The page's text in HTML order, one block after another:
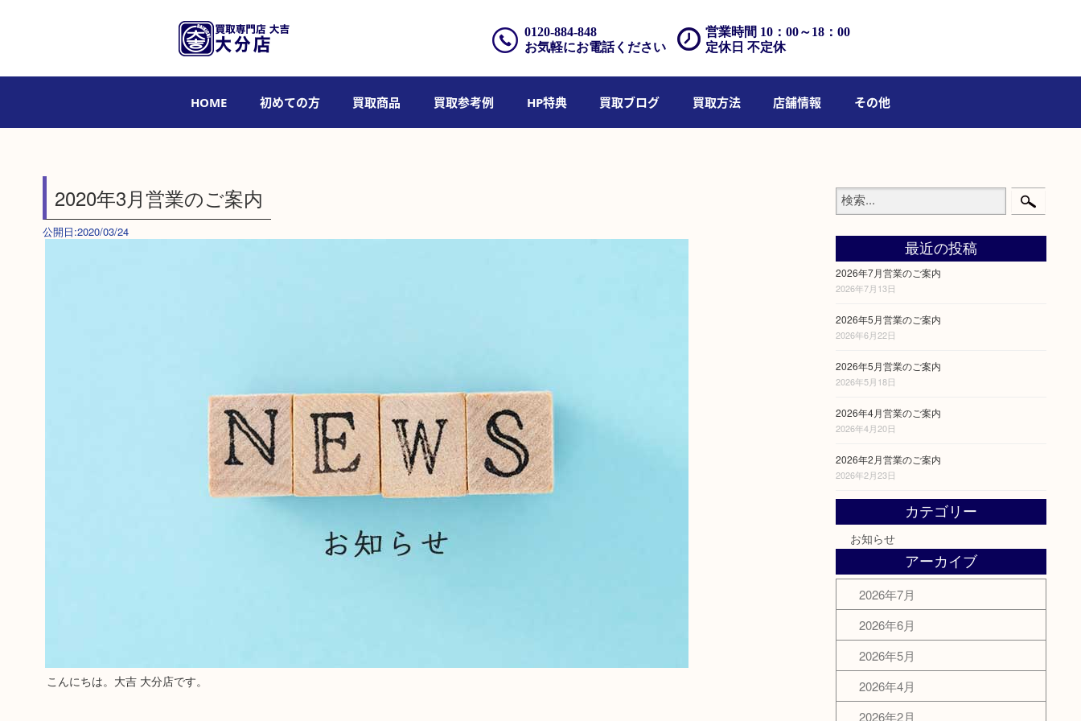
営業時間 10：00～18：00
定休日 不定休
0120-884-848
お気軽にお電話ください
HOME 初めての方 買取商品 買取参考例 HP特典 買取ブログ 買取方法 店舗情報 その他
2020年3月営業のご案内
公開日:2020/03/24
こんにちは。大吉 大分店です。
最近の投稿
2026年7月営業のご案内
2026年7月13日
2026年5月営業のご案内
2026年6月22日
2026年5月営業のご案内
2026年5月18日
2026年4月営業のご案内
2026年4月20日
2026年2月営業のご案内
2026年2月23日
カテゴリー
お知らせ
アーカイブ
2026年7月
2026年6月
2026年5月
2026年4月
2026年2月